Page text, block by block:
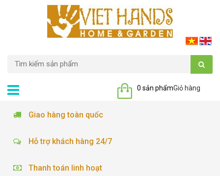
Giỏ hàng
0 sản phẩm
Giao hàng toàn quốc
Hỗ trợ khách hàng 24/7
Thanh toán linh hoạt